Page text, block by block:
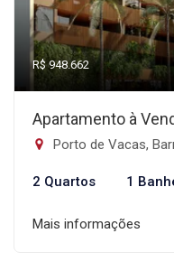
R$ 948.662
Apartamento à
Porto de Vacas,
2 Quartos 1
Mais informações